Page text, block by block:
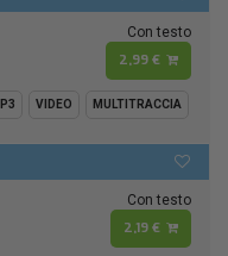
Con testo
2,99 €
VIDEO MULTITRACCIA
Con testo
2,19 €